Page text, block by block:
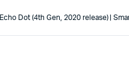
Echo Dot (4th Gen, 2020 release) |